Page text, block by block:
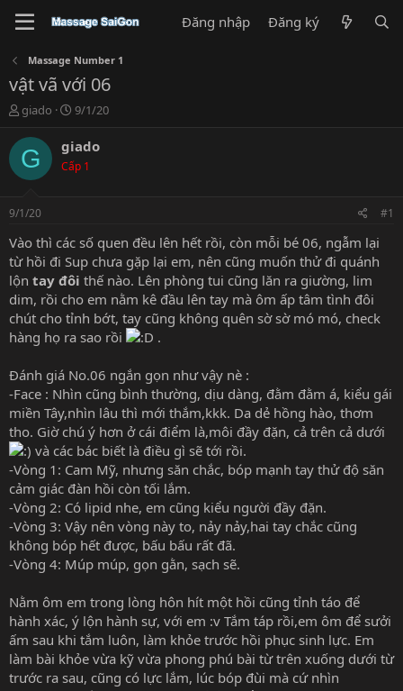
Đăng nhập Đăng ký
Massage Number 1
vật vã với 06
T
r
e
a
s
t
a
r
e
r
giado
N
à
y
g
9/1/20
G giado
Cấp 1
9/1/20 #1
Vào thì các số quen đều lên hết rồi, còn mỗi bé 06, ngẫm lại
từ hồi đi Sup chưa gặp lại em, nên cũng muốn thử đi quánh
lộn tay đôi thế nào. Lên phòng tui cũng lăn ra giường, lim
dim, rồi cho em nằm kê đầu lên tay mà ôm ấp tâm tình đôi
chút cho tỉnh bớt, tay cũng không quên sờ sờ mó mó, check
hàng họ ra sao rồi
.
Đánh giá No.06 ngắn gọn như vậy nè :
-Face : Nhìn cũng bình thường, dịu dàng, đằm đằm á, kiểu gái
miền Tây,nhìn lâu thì mới thắm,kkk. Da dẻ hồng hào, thơm
tho. Giờ chú ý hơn ở cái điểm là,môi đầy đặn, cả trên cả dưới
và các bác biết là điều gì sẽ tới rồi.
-Vòng 1: Cam Mỹ, nhưng săn chắc, bóp mạnh tay thử độ săn
cảm giác đàn hồi còn tối lắm.
-Vòng 2: Có lipid nhe, em cũng kiểu người đầy đặn.
-Vòng 3: Vậy nên vòng này to, nảy nảy,hai tay chắc cũng
không bóp hết được, bấu bấu rất đã.
-Vòng 4: Múp múp, gọn gằn, sạch sẽ.
Nằm ôm em trong lòng hôn hít một hồi cũng tỉnh táo để
hành xác, ý lộn hành sự, với em :v Tắm táp rồi,em ôm để sưởi
ấm sau khi tắm luôn, làm khỏe trước hồi phục sinh lực. Em
làm bài khỏe vừa kỹ vừa phong phú bài từ trên xuống dưới từ
trước ra sau, cũng có lực lắm, lúc bóp đùi mà cứ nhìn